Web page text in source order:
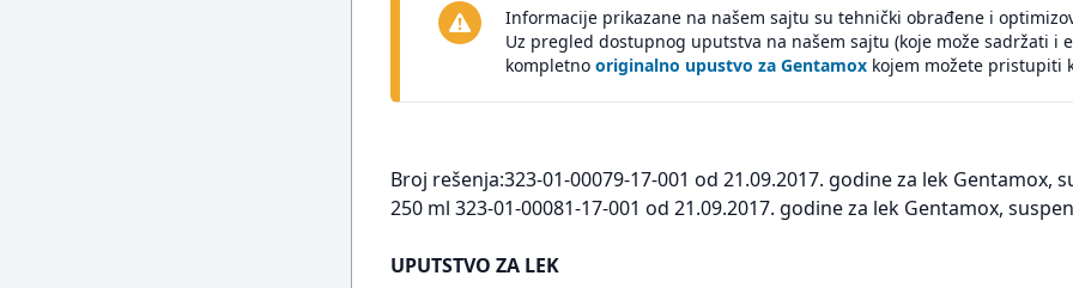
Informacije prikazane na našem sajtu su tehnički obrađene i
Uz pregled dostupnog uputstva na našem sajtu (koje može sadržati i
kompletno originalno upustvo za Gentamoxkojem možete pristupiti
Broj rešenja:323-01-00079-17-001 od 21.09.2017. godine za lek
250 ml 323-01-00081-17-001 od 21.09.2017. godine za lek Gentamox,
UPUTSTVO ZA LEK